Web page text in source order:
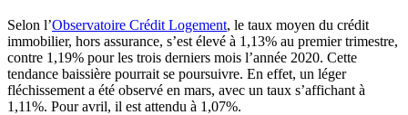
Selon l’Observatoire Crédit Logement, le taux moyen du crédit
immobilier, hors assurance, s’est élevé à 1,13% au premier trimestre,
contre 1,19% pour les trois derniers mois l’année 2020. Cette
tendance baissière pourrait se poursuivre. En effet, un léger
fléchissement a été observé en mars, avec un taux s’affichant à
1,11%. Pour avril, il est attendu à 1,07%.